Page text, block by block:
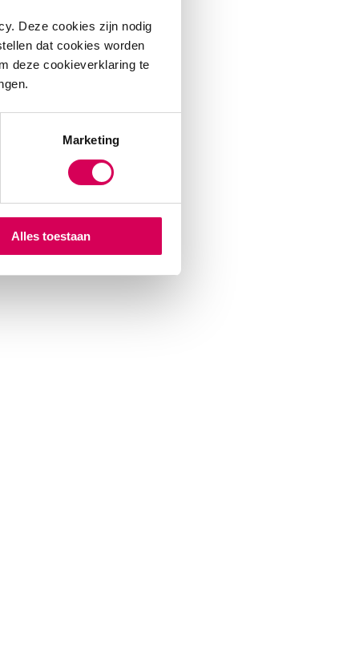
Deze cookies zijn nodig
dat cookies worden
deze cookieverklaring te
Marketing
Alles toestaan